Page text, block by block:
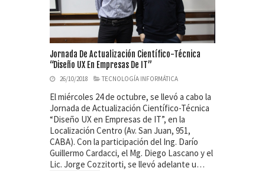
Jornada De Actualización Científico-Técnica
“Diseño UX En Empresas De IT”
26/10/2018 TECNOLOGÍA INFORMÁTICA
El miércoles 24 de octubre, se llevó a cabo la
Jornada de Actualización Científico-Técnica
“Diseño UX en Empresas de IT”, en la
Localización Centro (Av. San Juan, 951,
CABA). Con la participación del Ing. Darío
Guillermo Cardacci, el Mg. Diego Lascano y el
Lic. Jorge Cozzitorti, se llevó adelante u…